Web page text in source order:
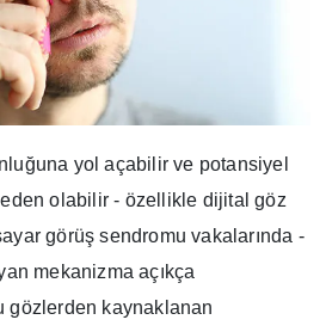
yol açabilir ve potansiyel
olabilir - özellikle dijital göz
görüş sendromu vakalarında -
mekanizma açıkça
gözlerden kaynaklanan